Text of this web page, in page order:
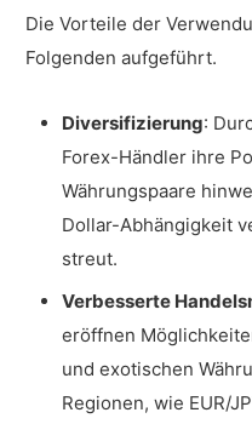
Die Vorteile der
Folgenden aufgeführt.
Diversifizierung:
Forex-Händler ihre
Währungspaare
Dollar-Abhängigkeit
streut.
Verbesserte
eröffnen
und exotischen
Regionen, wie EUR/